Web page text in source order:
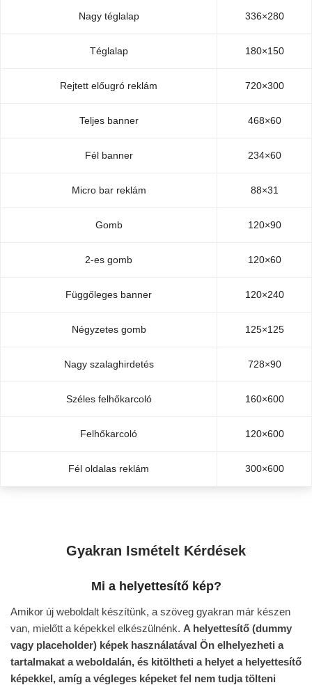
Nagy téglalap 336×280
Téglalap 180×150
Rejtett előugró reklám 720×300
Teljes banner 468×60
Fél banner 234×60
Micro bar reklám 88×31
Gomb 120×90
2-es gomb 120×60
Függőleges banner 120×240
Négyzetes gomb 125×125
Nagy szalaghirdetés 728×90
Széles felhőkarcoló 160×600
Felhőkarcoló 120×600
Fél oldalas reklám 300×600
Gyakran Ismételt Kérdések
Mi a helyettesítő kép?
Amikor új weboldalt készítünk, a szöveg gyakran már készen
van, mielőtt a képekkel elkészülnénk. A helyettesítő (dummy
vagy placeholder) képek használatával Ön elhelyezheti a
tartalmakat a weboldalán, és kitöltheti a helyet a helyettesítő
képekkel, amíg a végleges képeket fel nem tudja tölteni